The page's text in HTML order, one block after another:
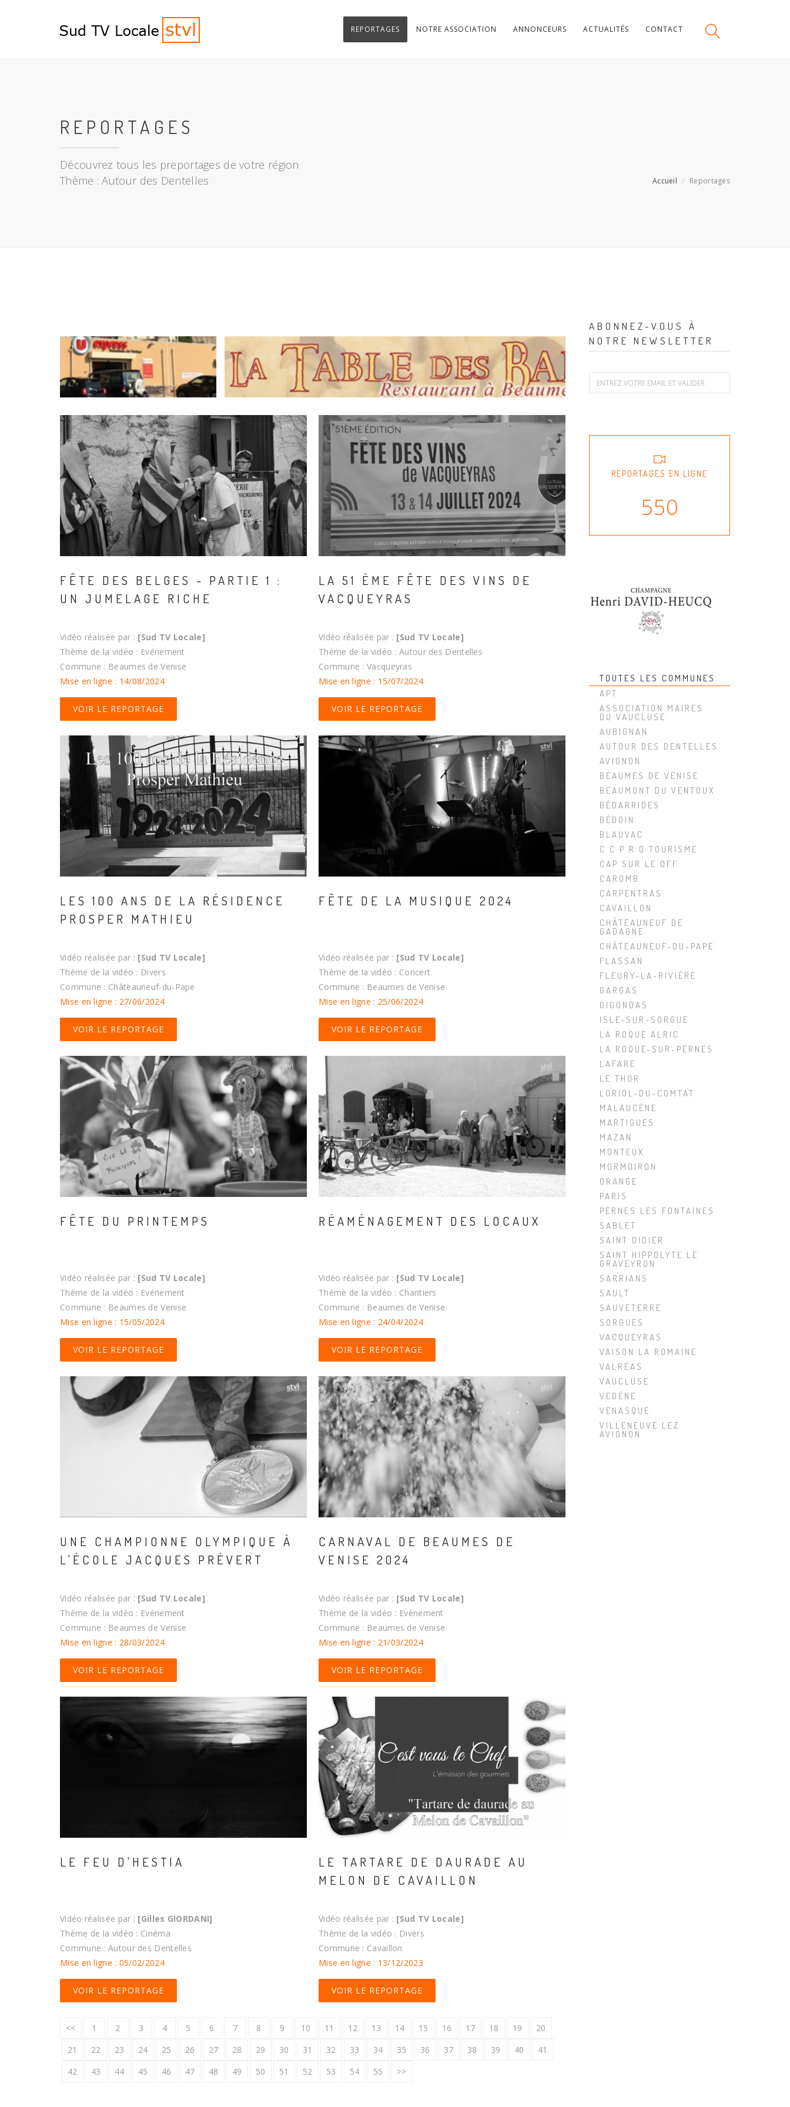
REPORTAGES NOTRE ASSOCIATION ANNONCEURS ACTUALITÉS CONTACT
REPORTAGES
Découvrez tous les preportages de votre région
Thème : Autour des Dentelles
Accueil Reportages
FÊTE DES BELGES - PARTIE 1 :
UN JUMELAGE RICHE
Vidéo réalisée par : [Sud TV Locale]
Thème de la vidéo : Evénement
Commune : Beaumes de Venise
Mise en ligne : 14/08/2024
VOIR LE REPORTAGE
LA 51 ÈME FÊTE DES VINS DE
VACQUEYRAS
Vidéo réalisée par : [Sud TV Locale]
Thème de la vidéo : Autour des Dentelles
Commune : Vacqueyras
Mise en ligne : 15/07/2024
VOIR LE REPORTAGE
LES 100 ANS DE LA RÉSIDENCE
PROSPER MATHIEU
Vidéo réalisée par : [Sud TV Locale]
Thème de la vidéo : Divers
Commune : Châteauneuf-du-Pape
Mise en ligne : 27/06/2024
VOIR LE REPORTAGE
FÊTE DE LA MUSIQUE 2024
Vidéo réalisée par : [Sud TV Locale]
Thème de la vidéo : Concert
Commune : Beaumes de Venise
Mise en ligne : 25/06/2024
VOIR LE REPORTAGE
FÊTE DU PRINTEMPS
Vidéo réalisée par : [Sud TV Locale]
Thème de la vidéo : Evénement
Commune : Beaumes de Venise
Mise en ligne : 15/05/2024
VOIR LE REPORTAGE
RÉAMÉNAGEMENT DES LOCAUX
Vidéo réalisée par : [Sud TV Locale]
Thème de la vidéo : Chantiers
Commune : Beaumes de Venise
Mise en ligne : 24/04/2024
VOIR LE REPORTAGE
UNE CHAMPIONNE OLYMPIQUE À
L'ÉCOLE JACQUES PRÉVERT
Vidéo réalisée par : [Sud TV Locale]
Thème de la vidéo : Evénement
Commune : Beaumes de Venise
Mise en ligne : 28/03/2024
VOIR LE REPORTAGE
CARNAVAL DE BEAUMES DE
VENISE 2024
Vidéo réalisée par : [Sud TV Locale]
Thème de la vidéo : Evénement
Commune : Beaumes de Venise
Mise en ligne : 21/03/2024
VOIR LE REPORTAGE
LE FEU D'HESTIA
Vidéo réalisée par : [Gilles GIORDANI]
Thème de la vidéo : Cinéma
Commune : Autour des Dentelles
Mise en ligne : 05/02/2024
VOIR LE REPORTAGE
LE TARTARE DE DAURADE AU
MELON DE CAVAILLON
Vidéo réalisée par : [Sud TV Locale]
Thème de la vidéo : Divers
Commune : Cavaillon
Mise en ligne : 13/12/2023
VOIR LE REPORTAGE
<< 1 2 3 4 5 6 7 8 9 10 11 12 13 14 15 16 17 18 19
20
21
22 23 24 25 26 27 28 29 30 31 32 33 34 35 36 37 38 39 40
41
42
43 44 45 46 47 48 49 50 51 52 53 54 55 >>
ABONNEZ-VOUS À
NOTRE NEWSLETTER
REPORTAGES EN LIGNE
550
TOUTES LES COMMUNES
APT
ASSOCIATION MAIRES
DU VAUCLUSE
AUBIGNAN
AUTOUR DES DENTELLES
AVIGNON
BEAUMES DE VENISE
BEAUMONT DU VENTOUX
BÉDARRIDES
BÉDOIN
BLAUVAC
C C P R O TOURISME
CAP SUR LE OFF
CAROMB
CARPENTRAS
CAVAILLON
CHÂTEAUNEUF DE
GADAGNE
CHÂTEAUNEUF-DU-PAPE
FLASSAN
FLEURY-LA-RIVIÈRE
GARGAS
GIGONDAS
ISLE-SUR-SORGUE
LA ROQUE ALRIC
LA ROQUE-SUR-PERNES
LAFARE
LE THOR
LORIOL-DU-COMTAT
MALAUCÈNE
MARTIGUES
MAZAN
MONTEUX
MORMOIRON
ORANGE
PARIS
PERNES LES FONTAINES
SABLET
SAINT DIDIER
SAINT HIPPOLYTE LE
GRAVEYRON
SARRIANS
SAULT
SAUVETERRE
SORGUES
VACQUEYRAS
VAISON LA ROMAINE
VALRÉAS
VAUCLUSE
VEDÈNE
VENASQUE
VILLENEUVE LEZ
AVIGNON